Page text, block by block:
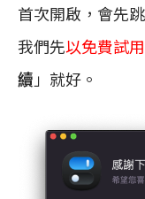
首次開啟，會先
我們先以免費試
續 」就好。